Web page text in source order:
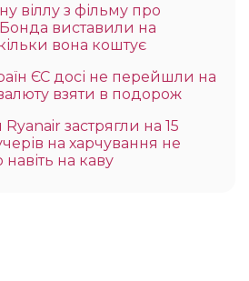
віллу з фільму про
виставили на
вона коштує
ЄС досі не перейшли на
взяти в подорож
застрягли на 15
на харчування не
на каву